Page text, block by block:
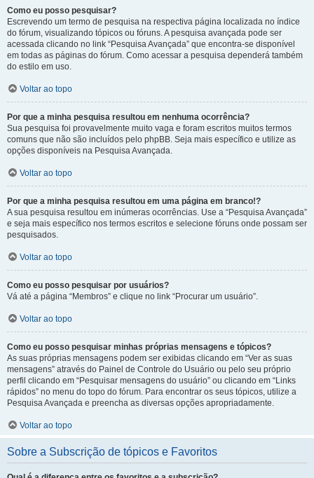
Como eu posso pesquisar?
Escrevendo um termo de pesquisa na respectiva página localizada no índice
do fórum, visualizando tópicos ou fóruns. A pesquisa avançada pode ser
acessada clicando no link “Pesquisa Avançada” que encontra-se disponível
em todas as páginas do fórum. Como acessar a pesquisa dependerá também
do estilo em uso.
Voltar ao topo
Por que a minha pesquisa resultou em nenhuma ocorrência?
Sua pesquisa foi provavelmente muito vaga e foram escritos muitos termos
comuns que não são incluídos pelo phpBB. Seja mais específico e utilize as
opções disponíveis na Pesquisa Avançada.
Voltar ao topo
Por que a minha pesquisa resultou em uma página em branco!?
A sua pesquisa resultou em inúmeras ocorrências. Use a “Pesquisa Avançada”
e seja mais específico nos termos escritos e selecione fóruns onde possam ser
pesquisados.
Voltar ao topo
Como eu posso pesquisar por usuários?
Vá até a página “Membros” e clique no link “Procurar um usuário”.
Voltar ao topo
Como eu posso pesquisar minhas próprias mensagens e tópicos?
As suas próprias mensagens podem ser exibidas clicando em “Ver as suas
mensagens” através do Painel de Controle do Usuário ou pelo seu próprio
perfil clicando em “Pesquisar mensagens do usuário” ou clicando em “Links
rápidos” no menu do topo do fórum. Para encontrar os seus tópicos, utilize a
Pesquisa Avançada e preencha as diversas opções apropriadamente.
Voltar ao topo
Sobre a Subscrição de tópicos e Favoritos